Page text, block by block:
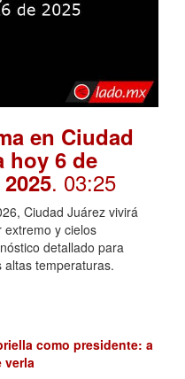
en Ciudad
hoy 6 de
. 03:25
Ciudad Juárez vivirá
extremo y cielos
detallado para
temperaturas.
como presidente: a
verla